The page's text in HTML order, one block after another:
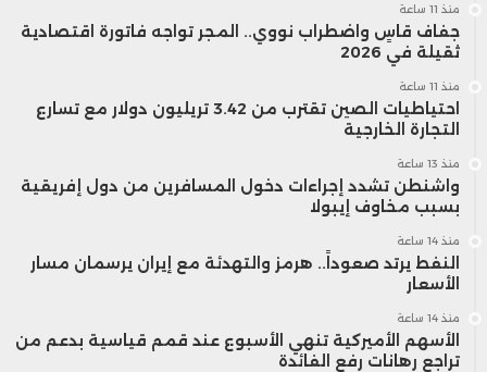
منذ 11 ساعة
جفاف قاسٍ واضطراب نووي.. المجر تواجه فاتورة اقتصادية
ثقيلة في 2026
منذ 11 ساعة
احتياطيات الصين تقترب من 3.42 تريليون دولار مع تسارع
التجارة الخارجية
منذ 13 ساعة
واشنطن تشدد إجراءات دخول المسافرين من دول إفريقية
بسبب مخاوف إيبولا
منذ 14 ساعة
النفط يرتد صعوداً.. هرمز والتهدئة مع إيران يرسمان مسار
الأسعار
منذ 14 ساعة
الأسهم الأميركية تنهي الأسبوع عند قمم قياسية بدعم من
تراجع رهانات رفع الفائدة